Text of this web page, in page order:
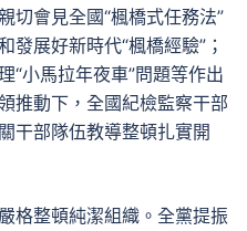
切會見全國“楓橋式任務法”
展好新時代“楓橋經驗”；
“小馬拉年夜車”問題等作出
推動下，全國紀檢監察干部
干部隊伍教導整頓扎實開
格整頓純潔組織。全黨提振